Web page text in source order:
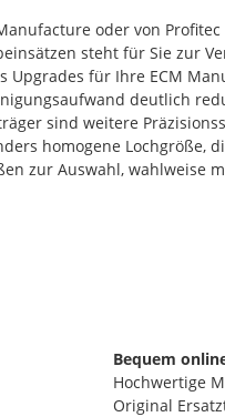
oder von
steht für Sie
für Ihre ECM
deutlich
sind weitere
homogene
zur Auswahl, wahlweise
Bequem
Hochwertige
Original